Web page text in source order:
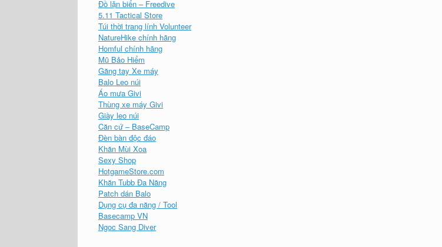
Đồ lặn biển – Freedive
5.11 Tactical Store
Túi thời trang lính Volunteer
NatureHike chính hãng
Homful chính hãng
Mũ Bảo Hiểm
Găng tay Xe máy
Balo Leo núi
Áo mưa Givi
Thùng xe máy Givi
Giày leo núi
Căn cứ – BaseCamp
Đèn bàn độc đáo
Khăn Mùi Xoa
Sexy Shop
HotgameStore.com
Khăn Tubb Đa Năng
Patch dán Balo
Dụng cụ đa năng / Tool
Basecamp VN
Ngoc Sang Diver